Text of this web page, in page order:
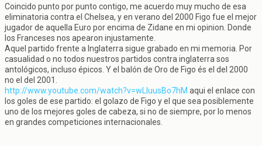
Coincido punto por punto contigo, me acuerdo muy mucho de esa
eliminatoria contra el Chelsea, y en verano del 2000 Figo fue el mejor
jugador de aquella Euro por encima de Zidane en mi opinion. Donde
los Franceses nos apearon injustamente.
Aquel partido frente a Inglaterra sigue grabado en mi memoria. Por
casualidad o no todos nuestros partidos contra inglaterra sos
antológicos, incluso épicos. Y el balón de Oro de Figo és el del 2000
no el del 2001.
http://www.youtube.com/watch?v=wLluusBo7hM aqui el enlace con
los goles de ese partido: el golazo de Figo y el que sea posiblemente
uno de los mejores goles de cabeza, si no de siempre, por lo menos
en grandes competiciones internacionales.